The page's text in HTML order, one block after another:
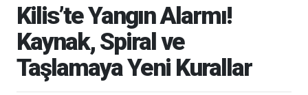
Kilis’te Yangın Alarmı!
Kaynak, Spiral ve
Taşlamaya Yeni Kurallar